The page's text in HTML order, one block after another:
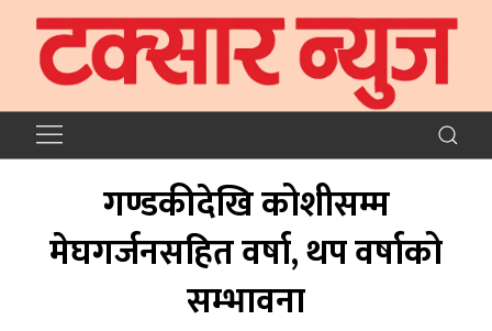
गण्डकीदेखि कोशीसम्म
मेघगर्जनसहित वर्षा, थप वर्षाको
सम्भावना